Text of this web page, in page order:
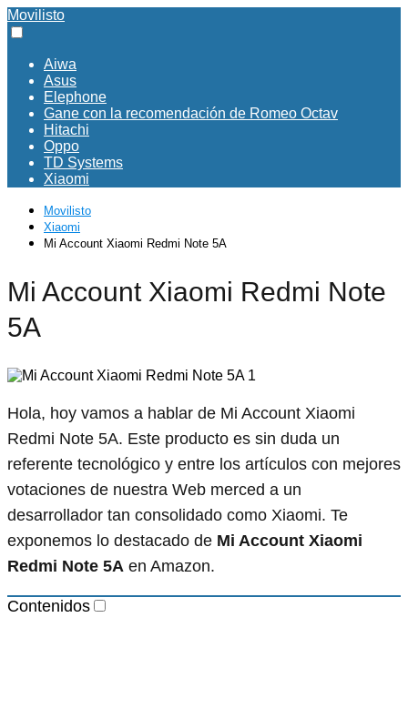
Movilisto
Aiwa
Asus
Elephone
Gane con la recomendación de Romeo Octav
Hitachi
Oppo
TD Systems
Xiaomi
Movilisto
Xiaomi
Mi Account Xiaomi Redmi Note 5A
Mi Account Xiaomi Redmi Note
5A
Hola, hoy vamos a hablar de Mi Account Xiaomi
Redmi Note 5A. Este producto es sin duda un
referente tecnológico y entre los artículos con mejores
votaciones de nuestra Web merced a un
desarrollador tan consolidado como Xiaomi. Te
exponemos lo destacado de Mi Account Xiaomi
Redmi Note 5A en Amazon.
Contenidos